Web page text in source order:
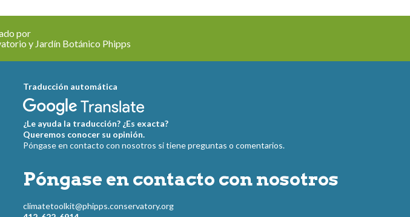
por
y Jardín Botánico Phipps
Traducción automática
¿Le ayuda la traducción? ¿Es exacta?
Queremos conocer su opinión.
Póngase en contacto con nosotros si tiene preguntas o comentarios.
Póngase en contacto con nosotros
climatetoolkit@phipps.conservatory.org